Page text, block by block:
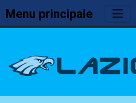
Menu principale